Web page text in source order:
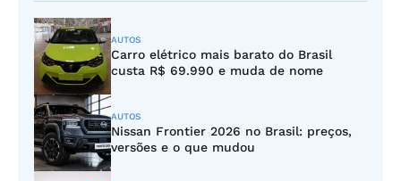
AUTOS
Carro elétrico mais barato do Brasil
custa R$ 69.990 e muda de nome
AUTOS
Nissan Frontier 2026 no Brasil: preços,
versões e o que mudou